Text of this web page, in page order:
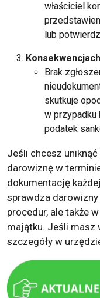
właściciel
lub
Brak
skutkuje
w przypadku
podatek
Jeśli chcesz uniknąć
darowiznę w
dokumentację
sprawdza
procedur, ale także
majątku. Jeśli masz
szczegóły w